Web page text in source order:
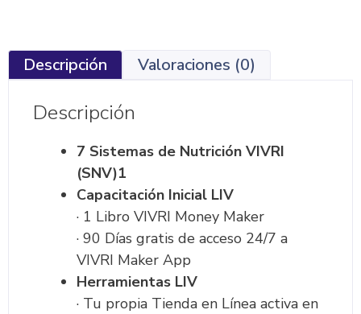
Descripción Valoraciones (0)
Descripción
7 Sistemas de Nutrición VIVRI
(SNV)1
Capacitación Inicial LIV
· 1 Libro VIVRI Money Maker
· 90 Días gratis de acceso 24/7 a
VIVRI Maker App
Herramientas LIV
· Tu propia Tienda en Línea activa en